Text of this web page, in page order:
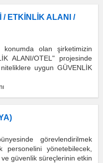
/ ETKİNLİK ALANI /
olan şirketimizin
ALANI/OTEL" projesinde
uygun GÜVENLİK
görevlendirilmek
personelini yönetebilecek,
güvenlik süreçlerinin etkin